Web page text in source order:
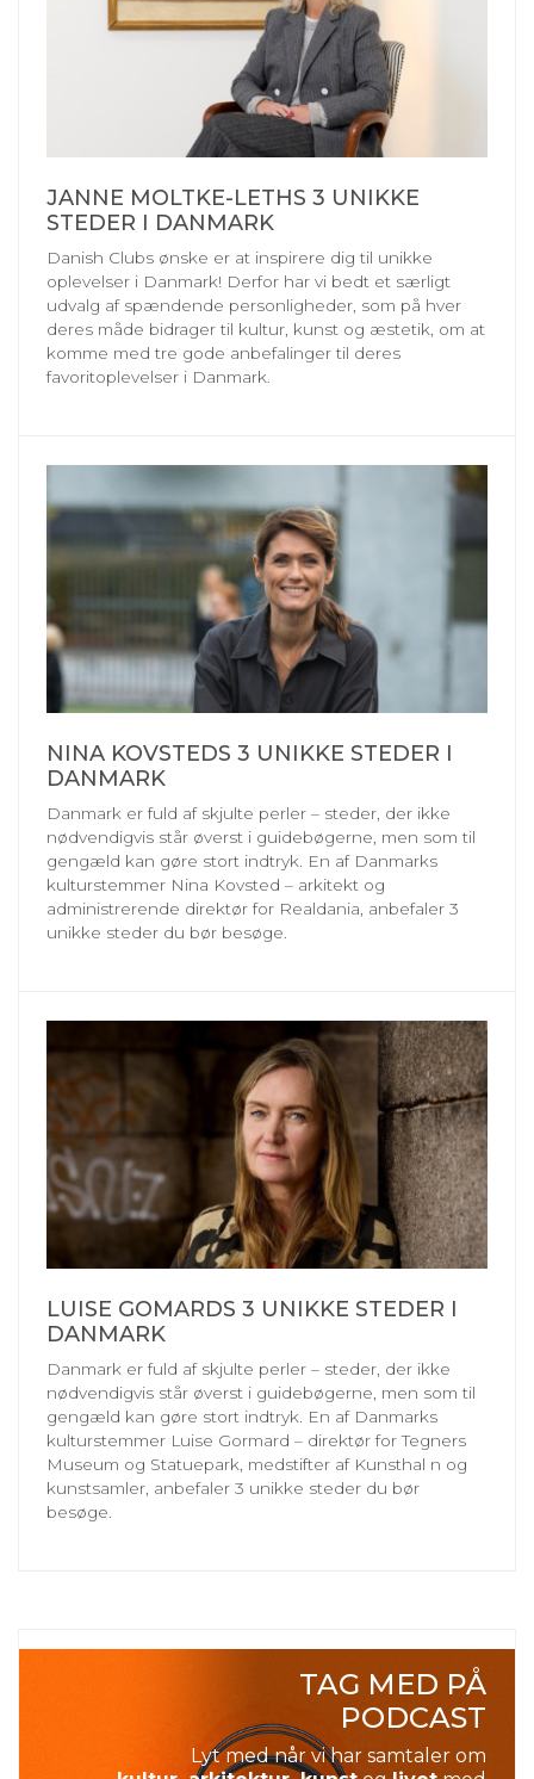
JANNE MOLTKE-LETHS 3 UNIKKE
STEDER I DANMARK
Danish Clubs ønske er at inspirere dig til unikke
oplevelser i Danmark! Derfor har vi bedt et særligt
udvalg af spændende personligheder, som på hver
deres måde bidrager til kultur, kunst og æstetik, om at
komme med tre gode anbefalinger til deres
favoritoplevelser i Danmark.
NINA KOVSTEDS 3 UNIKKE STEDER I
DANMARK
Danmark er fuld af skjulte perler – steder, der ikke
nødvendigvis står øverst i guidebøgerne, men som til
gengæld kan gøre stort indtryk. En af Danmarks
kulturstemmer Nina Kovsted – arkitekt og
administrerende direktør for Realdania, anbefaler 3
unikke steder du bør besøge.
LUISE GOMARDS 3 UNIKKE STEDER I
DANMARK
Danmark er fuld af skjulte perler – steder, der ikke
nødvendigvis står øverst i guidebøgerne, men som til
gengæld kan gøre stort indtryk. En af Danmarks
kulturstemmer Luise Gormard – direktør for Tegners
Museum og Statuepark, medstifter af Kunsthal n og
kunstsamler, anbefaler 3 unikke steder du bør
besøge.
TAG MED PÅ
PODCAST
Lyt med når vi har samtaler om